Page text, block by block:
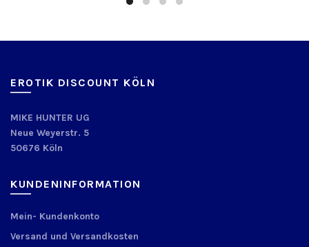
EROTIK DISCOUNT KÖLN
MIKE HUNTER UG
Neue Weyerstr. 5
50676 Köln
KUNDENINFORMATION
Mein- Kundenkonto
Versand und Versandkosten